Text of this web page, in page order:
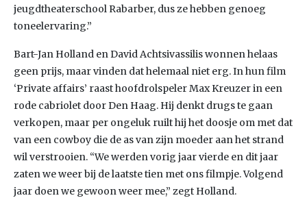
jeugdtheaterschool Rabarber, dus ze hebben genoeg
toneelervaring.”
Bart-Jan Holland en David Achtsivassilis wonnen helaas
geen prijs, maar vinden dat helemaal niet erg. In hun film
‘Private affairs’ raast hoofdrolspeler Max Kreuzer in een
rode cabriolet door Den Haag. Hij denkt drugs te gaan
verkopen, maar per ongeluk ruilt hij het doosje om met dat
van een cowboy die de as van zijn moeder aan het strand
wil verstrooien. “We werden vorig jaar vierde en dit jaar
zaten we weer bij de laatste tien met ons filmpje. Volgend
jaar doen we gewoon weer mee,” zegt Holland.